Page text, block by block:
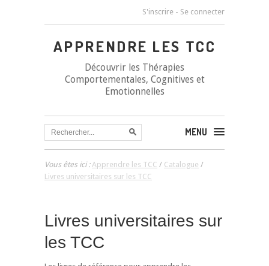
S'inscrire - Se connecter
APPRENDRE LES TCC
Découvrir les Thérapies
Comportementales, Cognitives et
Emotionnelles
MENU
Vous êtes ici :Apprendre les TCC / Catalogue /
Livres universitaires sur les TCC
Livres universitaires sur
les TCC